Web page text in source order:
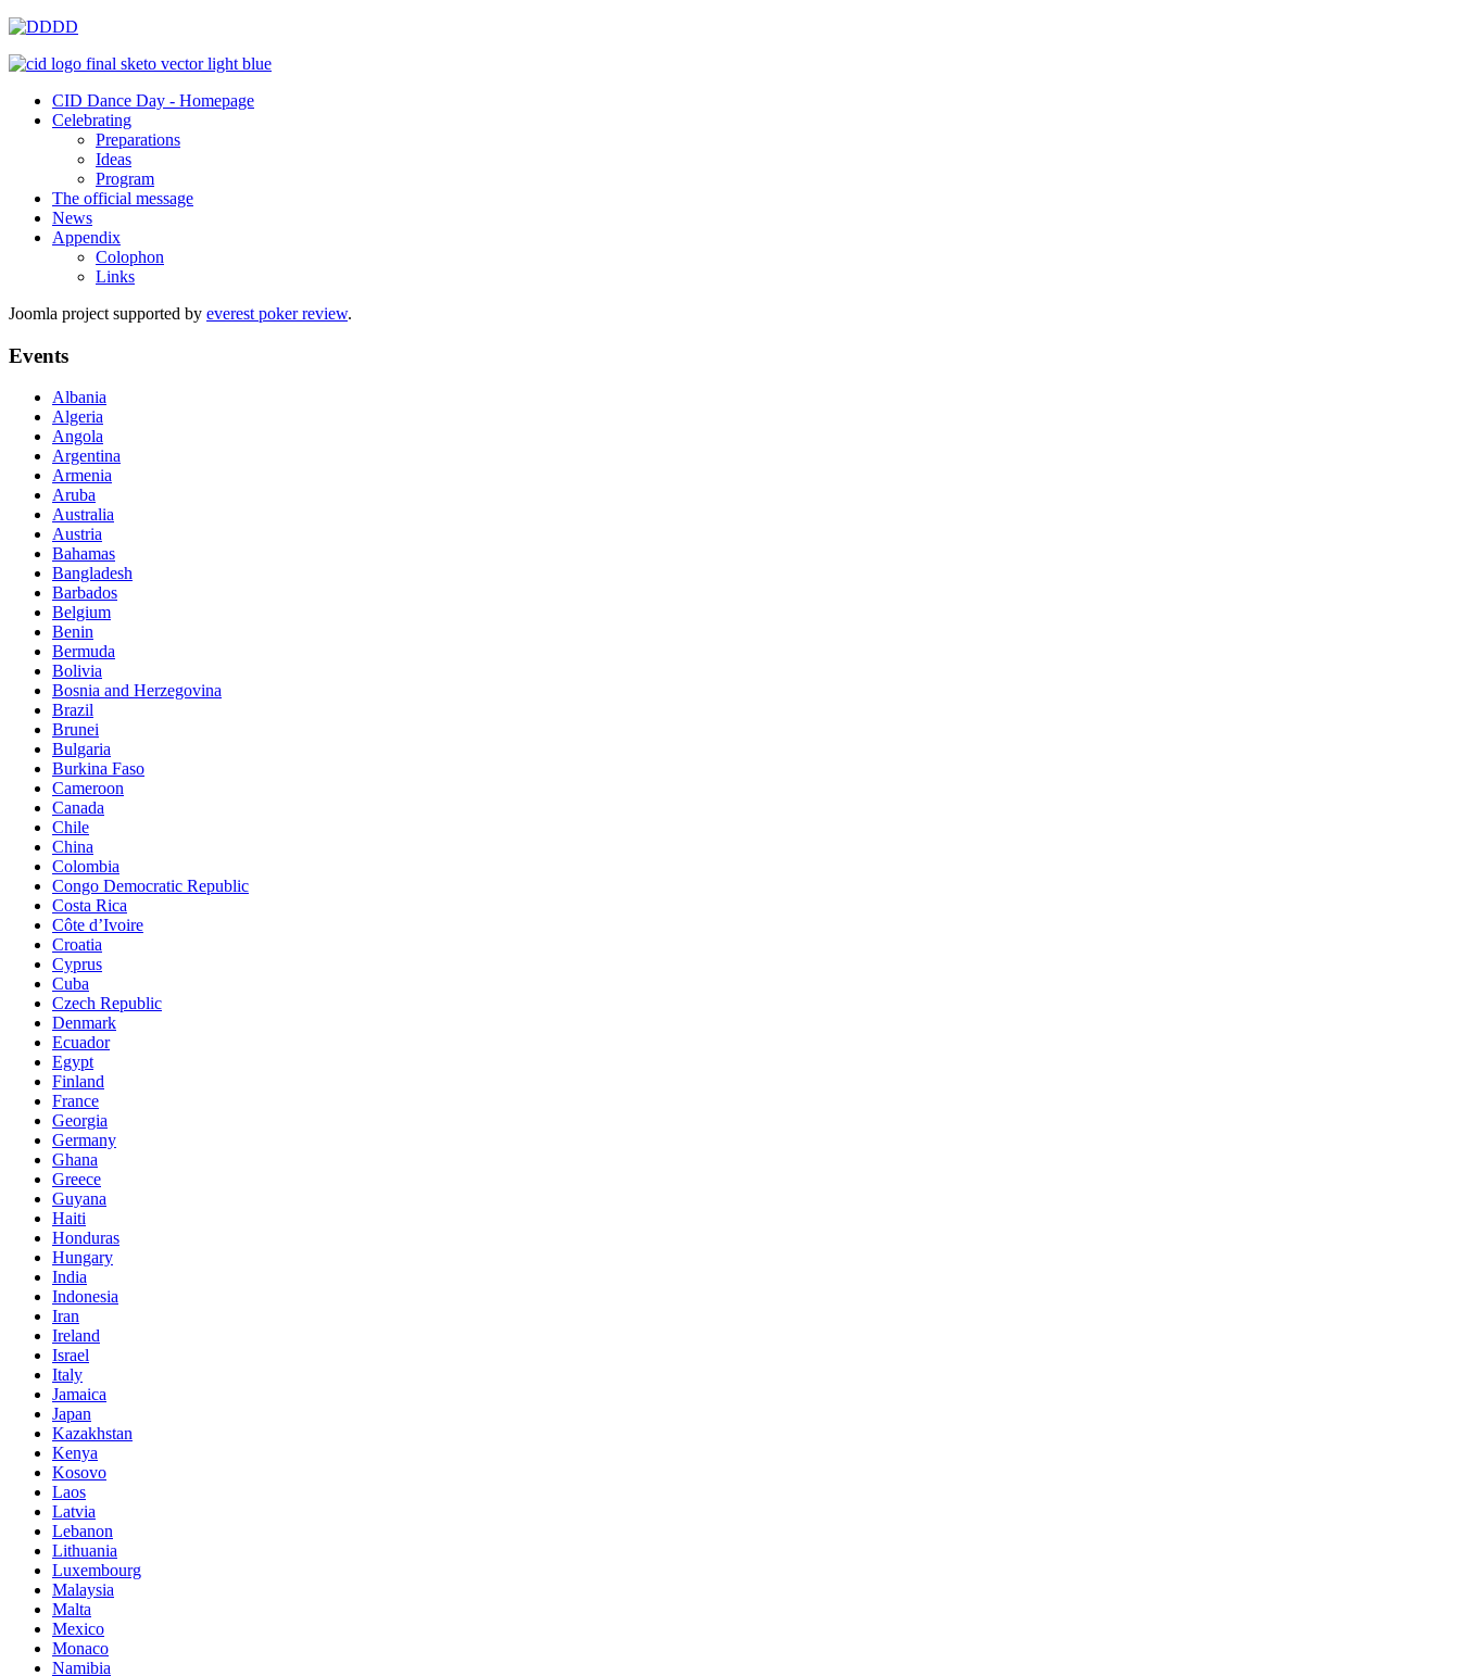
CID Dance Day - Homepage
Celebrating
Preparations
Ideas
Program
The official message
News
Appendix
Colophon
Links
Joomla project supported by everest poker review.
Events
Albania
Algeria
Angola
Argentina
Armenia
Aruba
Australia
Austria
Bahamas
Bangladesh
Barbados
Belgium
Benin
Bermuda
Bolivia
Bosnia and Herzegovina
Brazil
Brunei
Bulgaria
Burkina Faso
Cameroon
Canada
Chile
China
Colombia
Congo Democratic Republic
Costa Rica
Côte d’Ivoire
Croatia
Cyprus
Cuba
Czech Republic
Denmark
Ecuador
Egypt
Finland
France
Georgia
Germany
Ghana
Greece
Guyana
Haiti
Honduras
Hungary
India
Indonesia
Iran
Ireland
Israel
Italy
Jamaica
Japan
Kazakhstan
Kenya
Kosovo
Laos
Latvia
Lebanon
Lithuania
Luxembourg
Malaysia
Malta
Mexico
Monaco
Namibia